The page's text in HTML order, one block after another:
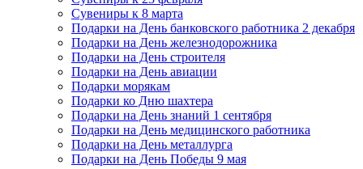
Сувениры к 8 марта
Подарки на День банковского работника 2 декабря
Подарки на День железнодорожника
Подарки на День строителя
Подарки на День авиации
Подарки морякам
Подарки ко Дню шахтера
Подарки на День знаний 1 сентября
Подарки на День медицинского работника
Подарки на День металлурга
Подарки на День Победы 9 мая